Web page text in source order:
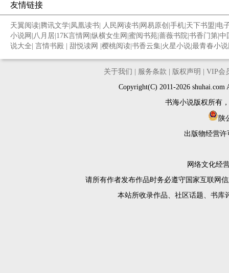
友情链接
天翼阅读 腾讯文学 凤凰读书 人民网读书 网易原创 手机 天下书盟 电
小说网 八月居 17K言情网 纵横女生网 蜜阅书苑 蔷薇书院 书香门第 中
说大全 言情书殿 甜悦读网 樱桃阅读 书香云集 火星小说 最青春小
关于我们 服务条款 版权声明
VIP会
Copyright(C) 2011-2026
书海小说版权所有
陕
出版物经营许
网络文化经
请所有作者发布作品时务必遵守国家互联网
本站所收录作品、社区话题、书库